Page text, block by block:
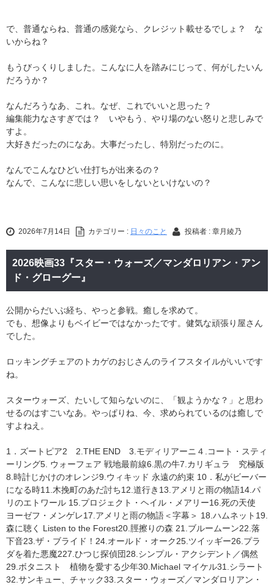
で、普通ならね、普通の感覚なら、クレジット載せるでしょ？ な
いからね？
もうびっくりしました。こんなに人を踏みにじって、何がしたいん
だろうか？
なんだろうなあ、これ。なぜ、これでいいと思った？
編集能力なさすぎでは？ いやもう、やり場のない怒りと悲しみで
すよ。
大好きだったのになあ。大事だったし、特別だったのに。
なんでこんなひどい仕打ちが出来るの？
なんで、こんなに悲しい思いをしないといけないの？
2026年7月14日 カテゴリー : 日々のこと 投稿者 : 章月綾乃
2026映画33『スター・ウォーズ／マンダロリアン・アン
ド・グローグー』
公開からだいぶ経ち、やっと参戦。癒しを求めて。
でも、想像よりもベイビーではなかったです。健気な頑張り屋さん
でした。
ロッキングチェアのトカゲのおじさんのライフスタイルがいいです
ね。
スターウォーズ、たいして知らないのに、「観ようかな？」と思わ
せるのはすごいなあ。やっぱりね、今、求められているのは癒しで
すよねえ。
1．ズートピア2 2.THE END 3.モディリアーニ４.コート・スティ
ーリング5. ウォーフェア 戦地最前線6.黒の牛7.カリギュラ 究極版
8.時計じかけのオレンジ9.ウィキッド 永遠の約束 10．私がビーバー
になる時11.木挽町のあだ討ち12.道行き13.アメリと雨の物語14.パ
リのエトワール 15.プロジェクト・ヘイル・メアリー16.死の天使
ヨーゼフ・メンゲレ17.アメリと雨の物語＜字幕＞ 18.ハムネット19.
森に聴く Listen to the Forest20.脛擦りの森 21.ブルームーン22.落
下音23.ザ・ブライド！24.オールド・オーク25.ツイッギー26.プラ
ダを着た悪魔227.ひつじ探偵団28.シンプル・アクシデント／偶然
29.ボタニスト 植物を愛する少年30.Michael マイケル31.シラート
32.サンキュー、チャック33.スター・ウォーズ／マンダロリアン・